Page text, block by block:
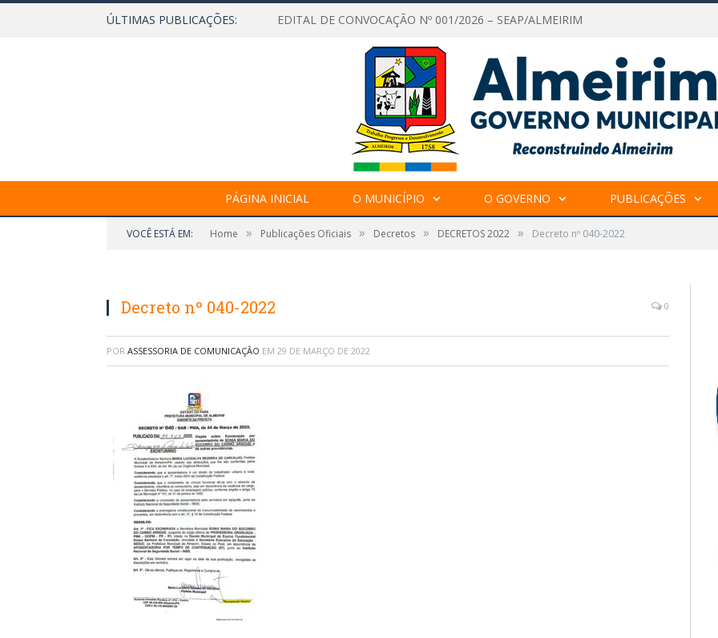
ÚLTIMAS PUBLICAÇÕES: EDITAL DE CONVOCAÇÃO Nº 001/2026 – SEAP/ALMEIRIM
PÁGINA INICIAL O MUNICÍPIO O GOVERNO PUBLICAÇÕES
VOCÊ ESTÁ EM: Home » Publicações Oficiais » Decretos » DECRETOS 2022 » Decreto nº 040-2022
Decreto nº 040-2022 0
POR ASSESSORIA DE COMUNICAÇÃO EM 29 DE MARÇO DE 2022